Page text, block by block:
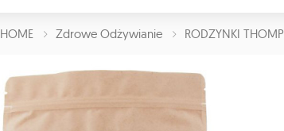
HOME Zdrowe Odżywianie RODZYNKI